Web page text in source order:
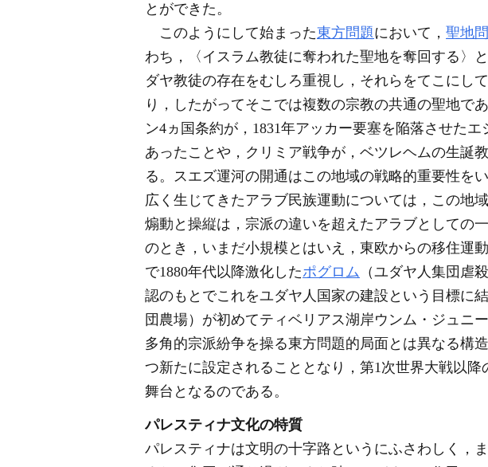
とができた。
このようにして始まった東方問題において， 聖地
わち，〈イスラム教徒に奪われた聖地を奪回する〉
ダヤ教徒の存在をむしろ重視し，それらをてこにし
り，したがってそこでは複数の宗教の共通の聖地で
ン4ヵ国条約が，1831年アッカー要塞を陥落させた
あったことや，クリミア戦争が，ベツレヘムの生誕
る。スエズ運河の開通はこの地域の戦略的重要性を
広く生じてきたアラブ民族運動については，この地
煽動と操縦は，宗派の違いを超えたアラブとしての
のとき，いまだ小規模とはいえ，東欧からの移住運
で1880年代以降激化したポグロム （ユダヤ人集団虐
認のもとでこれをユダヤ人国家の建設という目標に
団農場）が初めてティベリアス湖岸ウンム・ジュニ
多角的宗派紛争を操る東方問題的局面とは異なる構
つ新たに設定されることとなり，第1次世界大戦以
舞台となるのである。
パレスティナ文化の特質
パレスティナは文明の十字路というにふさわしく，